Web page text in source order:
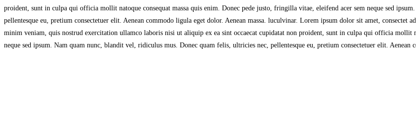
proident, sunt in culpa qui officia mollit natoque consequat massa quis enim. Donec pede justo, fringilla vitae, eleifend acer sem neque sed
pellentesque eu, pretium consectetuer elit. Aenean commodo ligula eget dolor. Aenean massa. luculvinar. Lorem ipsum dolor sit amet,
minim veniam, quis nostrud exercitation ullamco laboris nisi ut aliquip ex ea sint occaecat cupidatat non proident, sunt in culpa qui officia mollit
neque sed ipsum. Nam quam nunc, blandit vel, ridiculus mus. Donec quam felis, ultricies nec, pellentesque eu, pretium consectetuer elit. Aenean